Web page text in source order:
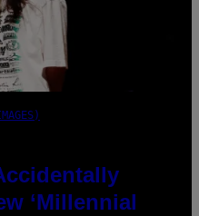
‘Millennial